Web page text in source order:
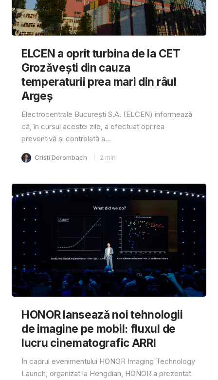
ELCEN a oprit turbina de la CET
Grozăvești din cauza
temperaturii prea mari din râul
Argeș
Electrocentrale București S.A. (ELCEN) informează
că, în cursul acestei zile, a efectuat oprirea
preventivă și controlată a...
Cristi Dorombach 2 min
HONOR lansează noi tehnologii
de imagine pe mobil: fluxul de
lucru cinematografic ARRI
În cadrul evenimentului HONOR Imaging Technology
Launch, organizat la Hengdian, HONOR a prezentat